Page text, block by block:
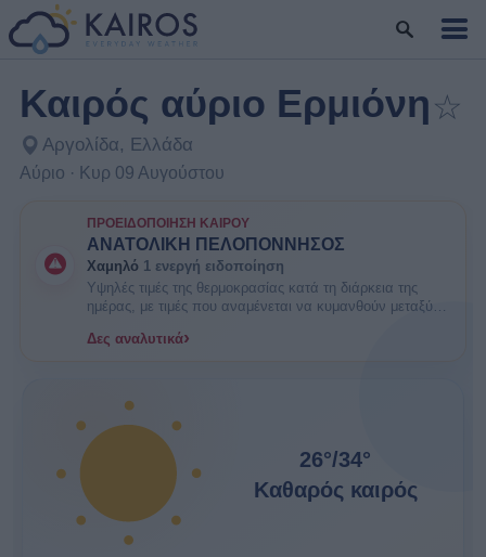
Καιρός αύριο Ερμιόνη☆
Αργολίδα, Ελλάδα
Αύριο · Κυρ 09 Αυγούστου
ΠΡΟΕΙΔΟΠΟΊΗΣΗ ΚΑΙΡΟΎ
ΑΝΑΤΟΛΙΚΗ ΠΕΛΟΠΟΝΝΗΣΟΣ
Χαμηλό 1 ενεργή ειδοποίηση
Υψηλές τιμές της θερμοκρασίας κατά τη διάρκεια της
ημέρας, με τιμές που αναμένεται να κυμανθούν μεταξύ
πιθανοί κάποιοι κίνδυνοι υγείας στις ευπαθείς ομάδες
Δες αναλυτικά›
26°/34°
Καθαρός καιρός